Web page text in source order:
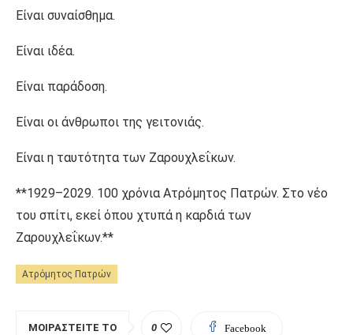
Είναι συναίσθημα.
Είναι ιδέα.
Είναι παράδοση.
Είναι οι άνθρωποι της γειτονιάς.
Είναι η ταυτότητα των Ζαρουχλεΐκων.
**1929–2029. 100 χρόνια Ατρόμητος Πατρών. Στο νέο
του σπίτι, εκεί όπου χτυπά η καρδιά των
Ζαρουχλεΐκων.**
Ατρόμητος Πατρών
ΜΟΙΡΑΣΤΕΊΤΕ ΤΟ 0 Facebook